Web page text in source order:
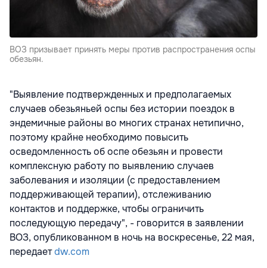
ВОЗ призывает принять меры против распространения оспы
обезьян.
"Выявление подтвержденных и предполагаемых
случаев обезьяньей оспы без истории поездок в
эндемичные районы во многих странах нетипично,
поэтому крайне необходимо повысить
осведомленность об оспе обезьян и провести
комплексную работу по выявлению случаев
заболевания и изоляции (с предоставлением
поддерживающей терапии), отслеживанию
контактов и поддержке, чтобы ограничить
последующую передачу", - говорится в заявлении
ВОЗ, опубликованном в ночь на воскресенье, 22 мая,
передаетdw.com